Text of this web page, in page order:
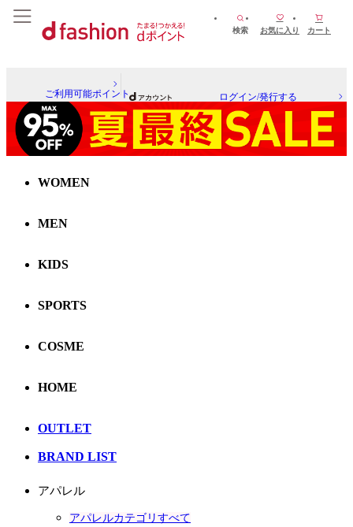
検索 お気に入り カート
ご利用可能ポイント ログイン/発行する
WOMEN
MEN
KIDS
SPORTS
COSME
HOME
OUTLET
BRAND LIST
アパレル
アパレルカテゴリすべて